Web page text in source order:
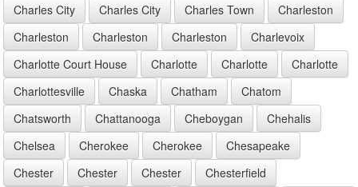
Charles City
Charles City Charles Town
Charleston
Charleston
Charleston Charleston
Charlevoix
Charlotte Court House
Charlotte Charlotte
Charlotte
Charlottesville
Chaska Chatham
Chatom
Chatsworth
Chattanooga Cheboygan
Chehalis
Chelsea
Cherokee Cherokee
Chesapeake
Chester
Chester Chester
Chesterfield